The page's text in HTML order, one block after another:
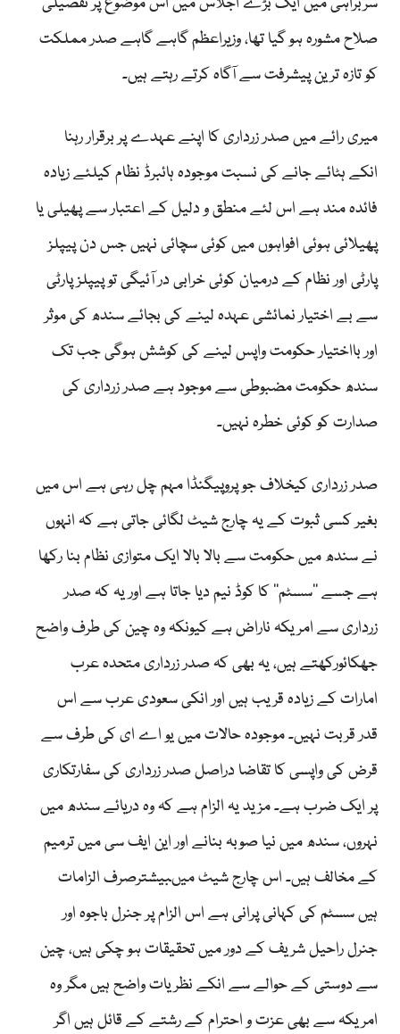
صلاح مشورہ ہو گیا تھا، وزیراعظم گاہے گاہے صدر مملکت
کو تازہ ترین پیشرفت سے آگاہ کرتے رہتے ہیں۔
میری رائے میں صدر زرداری کا اپنے عہدے پر برقرار رہنا
انکے ہٹائے جانے کی نسبت موجودہ ہائبرڈ نظام کیلئے زیادہ
فائدہ مند ہے اس لئے منطق و دلیل کے اعتبار سے پھیلی یا
پھیلائی ہوئی افواہوں میں کوئی سچائی نہیں جس دن پیپلز
پارٹی اور نظام کے درمیان کوئی خرابی در آئیگی تو پیپلز پارٹی
سے بے اختیار نمائشی عہدہ لینے کی بجائے سندھ کی موثر
اور بااختیار حکومت واپس لینے کی کوشش ہوگی جب تک
سندھ حکومت مضبوطی سے موجود ہے صدر زرداری کی
صدارت کو کوئی خطرہ نہیں۔
صدر زرداری کیخلاف جو پروپیگنڈا مہم چل رہی ہے اس میں
بغیر کسی ثبوت کے یہ چارج شیٹ لگائی جاتی ہے کہ انہوں
نے سندھ میں حکومت سے بالا بالا ایک متوازی نظام بنا رکھا
ہے جسے ’’سسٹم‘‘ کا کوڈ نیم دیا جاتا ہے اور یہ کہ صدر
زرداری سے امریکہ ناراض ہے کیونکہ وہ چین کی طرف واضح
جھکائورکھتے ہیں، یہ بھی کہ صدر زرداری متحدہ عرب
امارات کے زیادہ قریب ہیں اور انکی سعودی عرب سے اس
قدر قربت نہیں۔ موجودہ حالات میں یو اے ای کی طرف سے
قرض کی واپسی کا تقاضا دراصل صدر زرداری کی سفارتکاری
پر ایک ضرب ہے۔ مزید یہ الزام ہے کہ وہ دریائے سندھ میں
نہروں، سندھ میں نیا صوبہ بنانے اور این ایف سی میں ترمیم
کے مخالف ہیں۔ اس چارج شیٹ میںبیشترصرف الزامات
ہیں سسٹم کی کہانی پرانی ہے اس الزام پر جنرل باجوہ اور
جنرل راحیل شریف کے دور میں تحقیقات ہو چکی ہیں، چین
سے دوستی کے حوالے سے انکے نظریات واضح ہیں مگر وہ
امریکہ سے بھی عزت و احترام کے رشتے کے قائل ہیں اگر